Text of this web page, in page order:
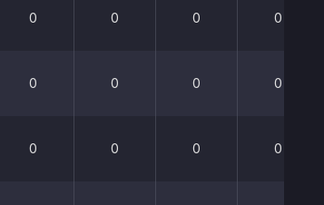
0 0 0 0
0 0 0 0
0 0 0 0